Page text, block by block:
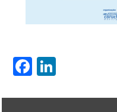
Facebook